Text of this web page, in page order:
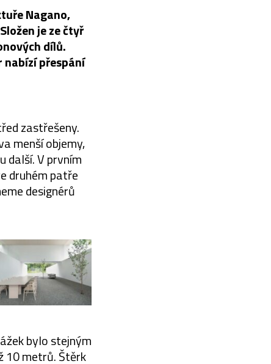
Nagano,
je ze čtyř
dílů.
nabízí přespání
zastřešeny.
menší objemy,
další. V prvním
druhém patře
designérů
bylo stejným
10 metrů. Štěrk